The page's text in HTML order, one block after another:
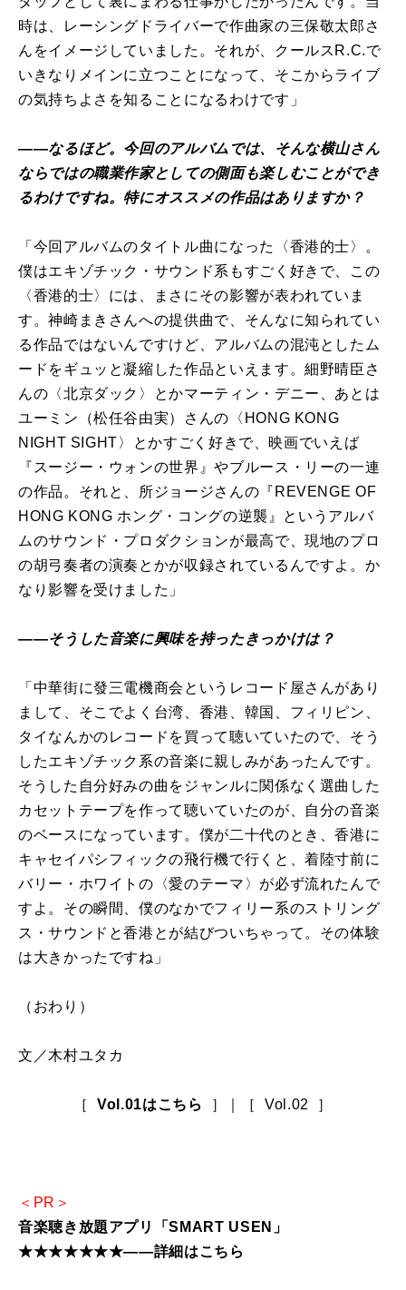
時は、レーシングドライバーで作曲家の三保敬太郎さ
んをイメージしていました。それが、クールスR.C.で
いきなりメインに立つことになって、そこからライブ
の気持ちよさを知ることになるわけです」
――なるほど。今回のアルバムでは、そんな横山さん
ならではの職業作家としての側面も楽しむことができ
るわけですね。特にオススメの作品はありますか？
「今回アルバムのタイトル曲になった〈香港的士〉。
僕はエキゾチック・サウンド系もすごく好きで、この
〈香港的士〉には、まさにその影響が表われていま
す。神崎まきさんへの提供曲で、そんなに知られてい
る作品ではないんですけど、アルバムの混沌としたム
ードをギュッと凝縮した作品といえます。細野晴臣さ
んの〈北京ダック〉とかマーティン・デニー、あとは
ユーミン（松任谷由実）さんの〈HONG KONG
NIGHT SIGHT〉とかすごく好きで、映画でいえば
『スージー・ウォンの世界』やブルース・リーの一連
の作品。それと、所ジョージさんの『REVENGE OF
HONG KONG ホング・コングの逆襲』というアルバ
ムのサウンド・プロダクションが最高で、現地のプロ
の胡弓奏者の演奏とかが収録されているんですよ。か
なり影響を受けました」
――そうした音楽に興味を持ったきっかけは？
「中華街に發三電機商会というレコード屋さんがあり
まして、そこでよく台湾、香港、韓国、フィリピン、
タイなんかのレコードを買って聴いていたので、そう
したエキゾチック系の音楽に親しみがあったんです。
そうした自分好みの曲をジャンルに関係なく選曲した
カセットテープを作って聴いていたのが、自分の音楽
のベースになっています。僕が二十代のとき、香港に
キャセイパシフィックの飛行機で行くと、着陸寸前に
バリー・ホワイトの〈愛のテーマ〉が必ず流れたんで
すよ。その瞬間、僕のなかでフィリー系のストリング
ス・サウンドと香港とが結びついちゃって。その体験
は大きかったですね」
（おわり）
文／木村ユタカ
［Vol.01はこちら ］｜［ Vol.02 ］
＜PR＞
音楽聴き放題アプリ「SMART USEN」
★★★★★★★――詳細はこちら